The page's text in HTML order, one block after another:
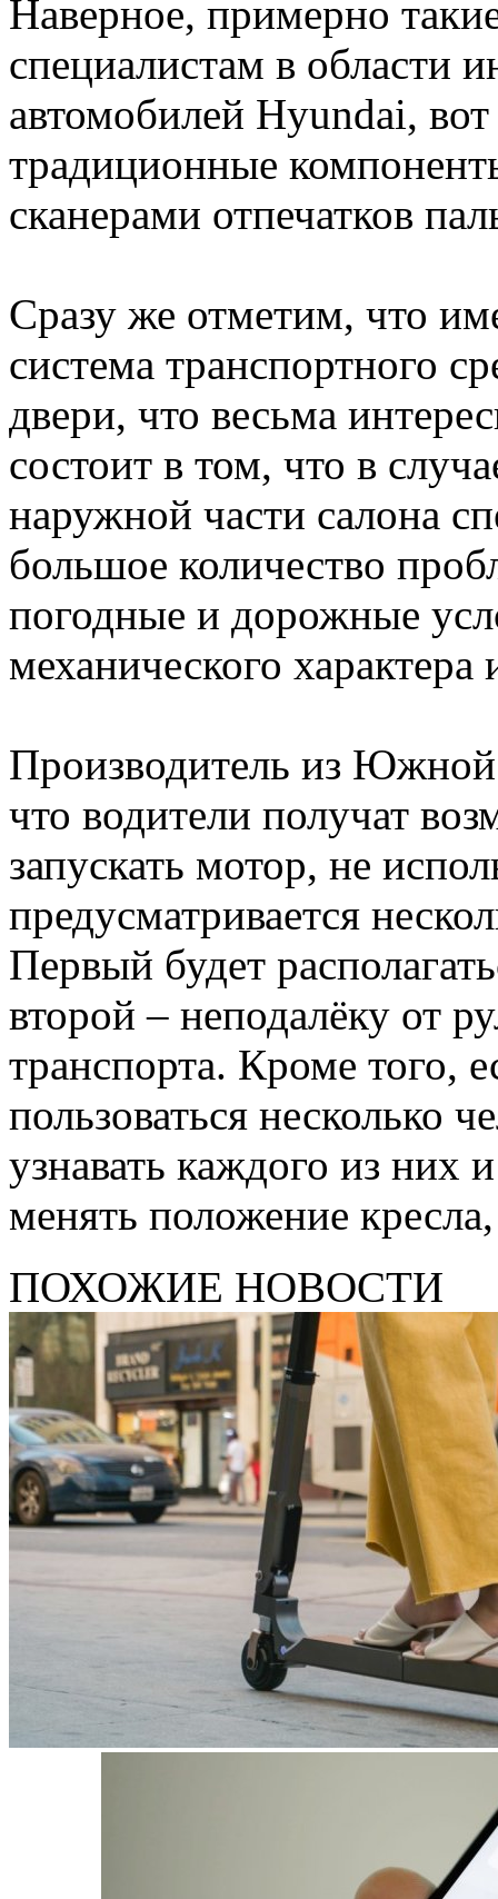
Наверное, примерно
специалистам в области
автомобилей Hyundai,
традиционные
сканерами отпечатков
Сразу же отметим, что
система транспортного
двери, что весьма
состоит в том, что в
наружной части салона
большое количество
погодные и дорожные
механического характера
Производитель из Южной
что водители получат
запускать мотор, не
предусматривается
Первый будет
второй – неподалёку от
транспорта. Кроме того,
пользоваться несколько
узнавать каждого из них
менять положение
ПОХОЖИЕ НОВОСТИ